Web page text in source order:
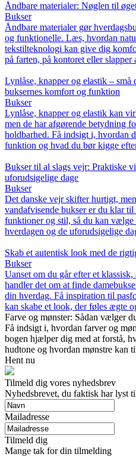
Åndbare materialer: Nøglen til
Bukser
Åndbare materialer gør
og funktionelle. Læs, hvordan
tekstilteknologi kan give dig
på farten, på kontoret eller slapper
Lynlåse, knapper og elastik –
buksernes komfort og funktion
Bukser
Lynlåse, knapper og elastik kan
men de har afgørende betydning
holdbarhed. Få indsigt i, hvordan
funktion og hvad du bør kigge
Bukser til al slags vejr: Praktiske
uforudsigelige dage
Bukser
Det danske vejr skifter hurtigt,
vandafvisende bukser er du klar
funktioner og stil, så du kan vælge
hverdagen og de uforudsigelige
Skab et autentisk look med de
Bukser
Uanset om du går efter et
handler det om at finde
din hverdag. Få inspiration til
kan skabe et look, der føles ægte
Farve og mønster: Sådan vælger
Få indsigt i, hvordan farver og
bogen hjælper dig med at forstå,
hudtone og hvordan mønstre kan
Hent nu
Tilmeld dig vores nyhedsbrev
Nyhedsbrevet, du faktisk har lyst
Mailadresse
Tilmeld dig
Mange tak for din tilmelding